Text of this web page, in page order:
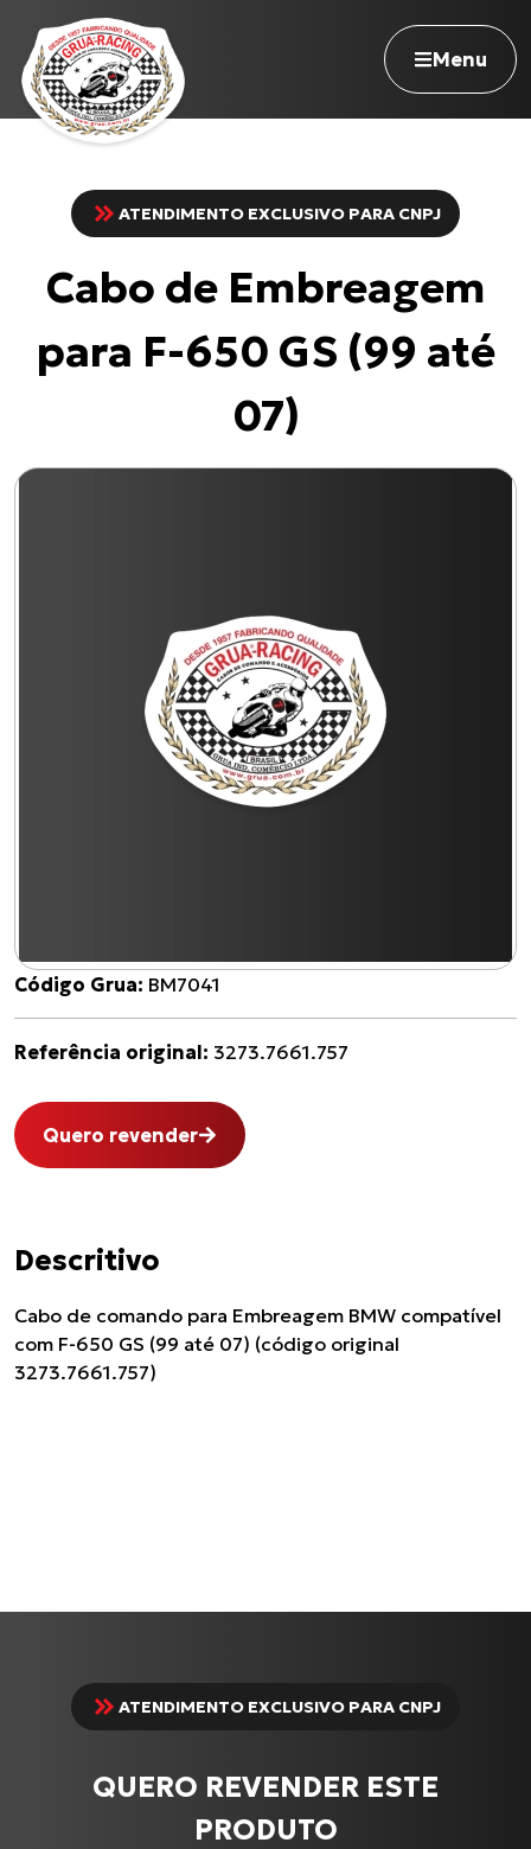
Menu
Navegue pelo site
Nossa história
Atuação
Seja revendedor
ATENDIMENTO EXCLUSIVO PARA CNPJ
Cabo de Embreagem
para F-650 GS (99 até
07)
Código Grua: BM7041
Referência original: 3273.7661.757
Quero revender
Descritivo
Cabo de comando para Embreagem BMW compatível
com F-650 GS (99 até 07) (código original
3273.7661.757)
ATENDIMENTO EXCLUSIVO PARA CNPJ
QUERO REVENDER ESTE
PRODUTO